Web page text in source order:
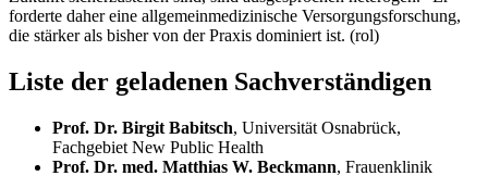
forderte daher eine allgemeinmedizinische Versorgungsforschung,
die stärker als bisher von der Praxis dominiert ist. (rol)
Liste der geladenen Sachverständigen
Prof. Dr. Birgit Babitsch, Universität Osnabrück,
Fachgebiet New Public Health
Prof. Dr. med. Matthias W. Beckmann, Frauenklinik